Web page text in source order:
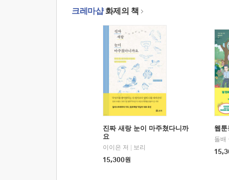
크레마샵화제의 책
진짜 새랑 눈이 마주쳤다니까
요
이이은 저
보리
15,300원
웹
돌배